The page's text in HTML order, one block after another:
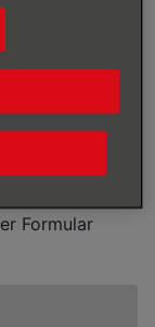
finden. Falls
unsere
Formular